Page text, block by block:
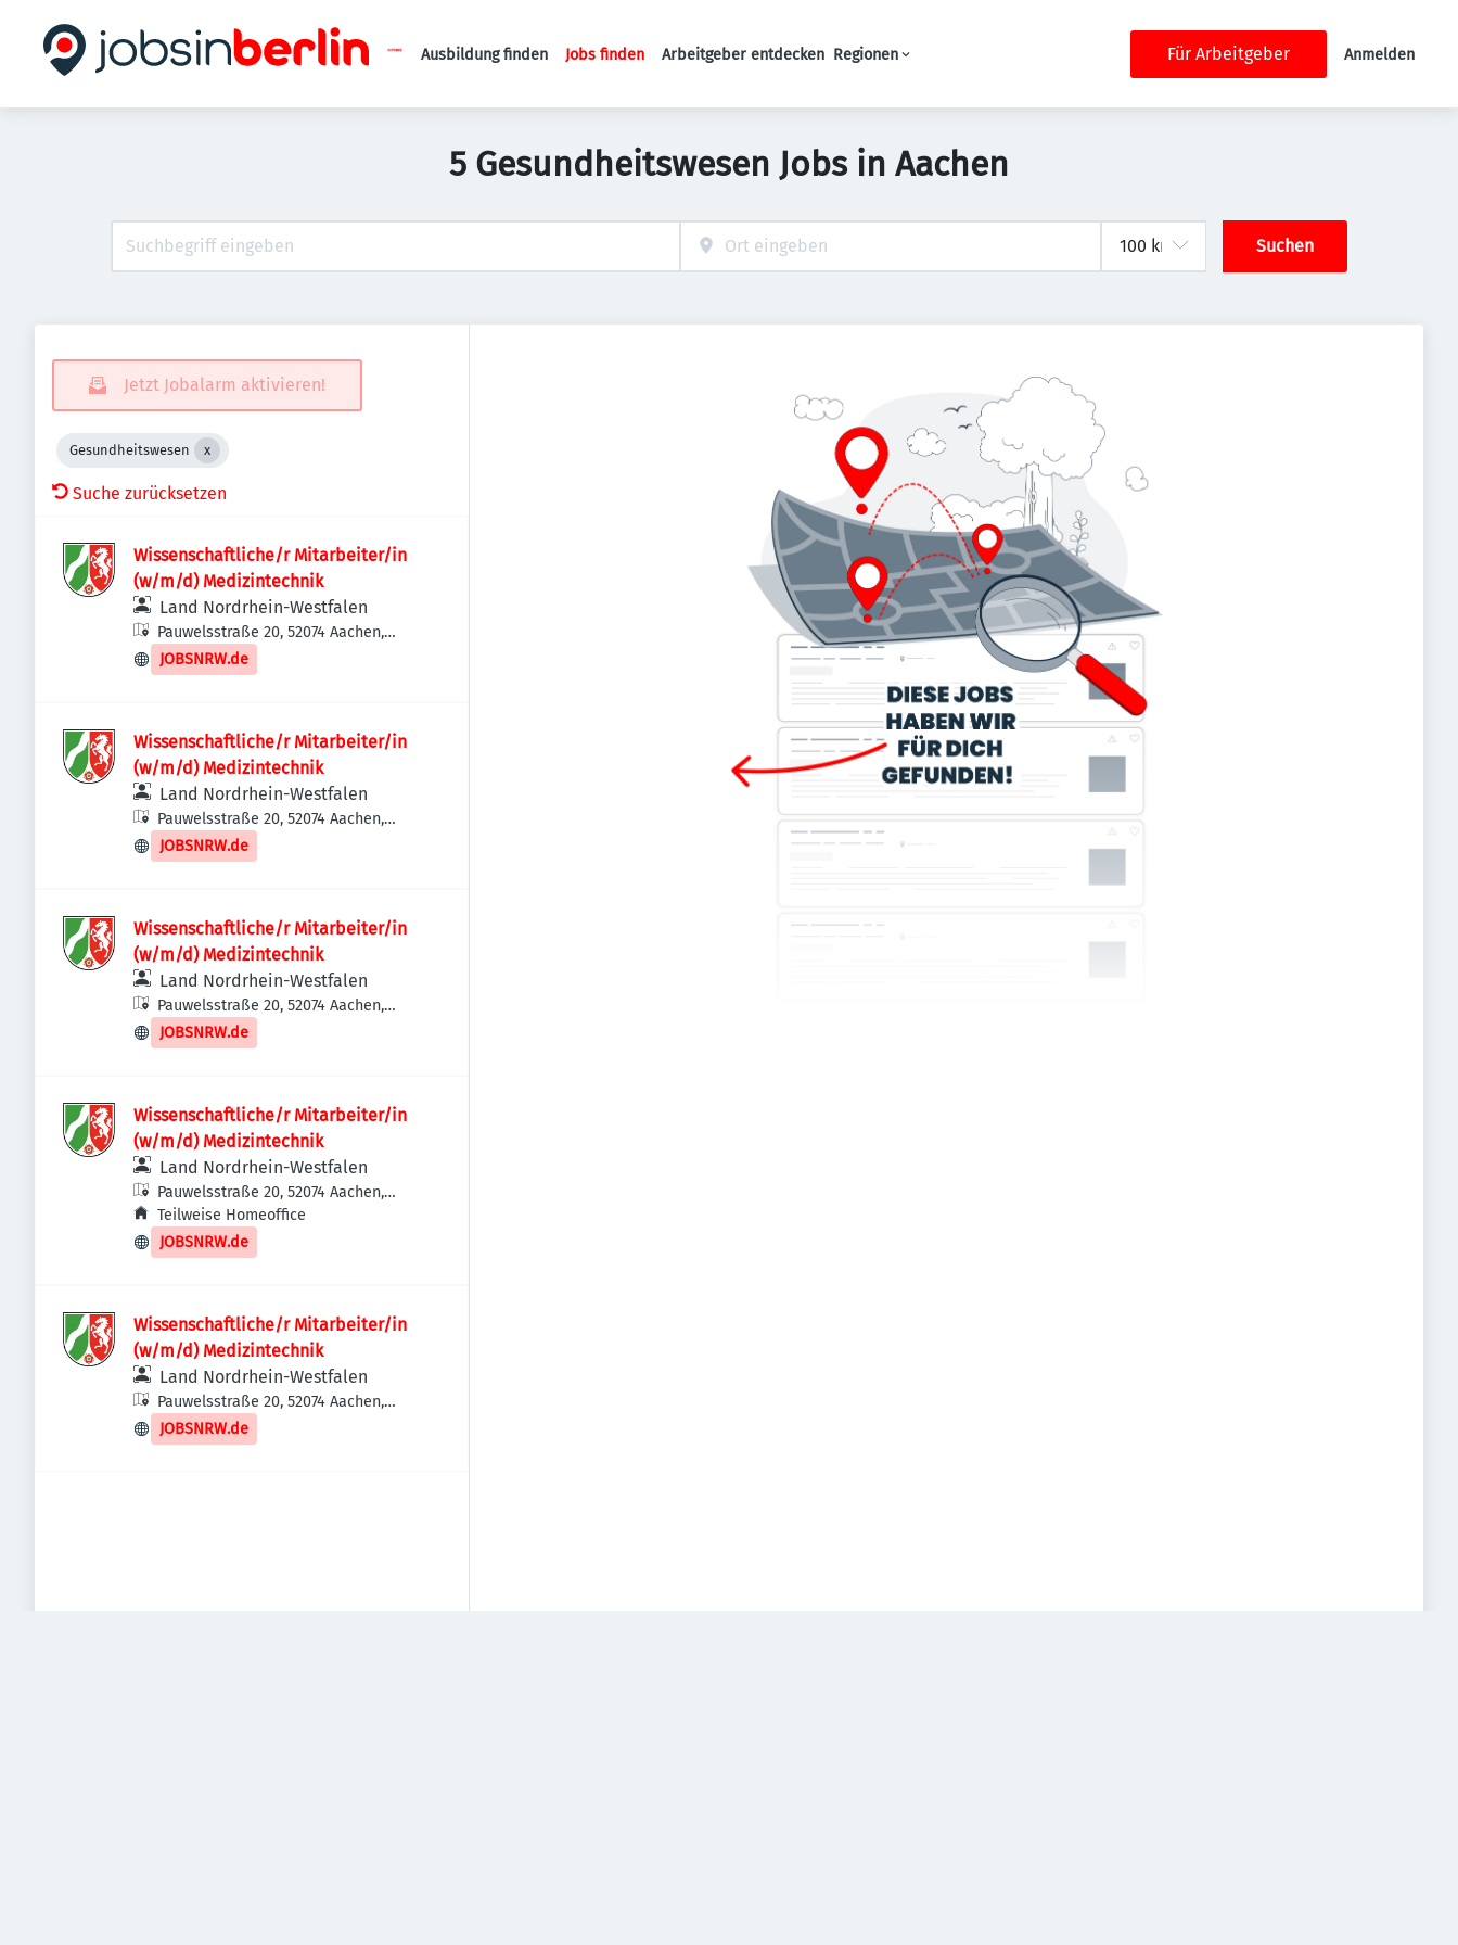
Haupt-Navigation
Ausbildung finden Jobs finden Arbeitgeber entdecken Regionen Für Arbeitgeber Anmelden
5 Gesundheitswesen Jobs in Aachen
Suchen
Jetzt Jobalarm aktivieren!
Gesundheitswesen
Suche zurücksetzen
Wissenschaftliche/r Mitarbeiter/in
(w/m/d) Medizintechnik
Land Nordrhein-Westfalen
Pauwelsstraße 20, 52074 Aachen,
Deutschland
JOBSNRW.de
Wissenschaftliche/r Mitarbeiter/in
(w/m/d) Medizintechnik
Land Nordrhein-Westfalen
Pauwelsstraße 20, 52074 Aachen,
Deutschland
JOBSNRW.de
Wissenschaftliche/r Mitarbeiter/in
(w/m/d) Medizintechnik
Land Nordrhein-Westfalen
Pauwelsstraße 20, 52074 Aachen,
Deutschland
JOBSNRW.de
Wissenschaftliche/r Mitarbeiter/in
(w/m/d) Medizintechnik
Land Nordrhein-Westfalen
Pauwelsstraße 20, 52074 Aachen,
Deutschland
Teilweise Homeoffice
JOBSNRW.de
Wissenschaftliche/r Mitarbeiter/in
(w/m/d) Medizintechnik
Land Nordrhein-Westfalen
Pauwelsstraße 20, 52074 Aachen,
Deutschland
JOBSNRW.de